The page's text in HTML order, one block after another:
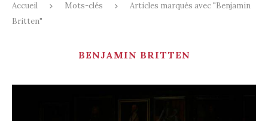
Accueil Mots-clés
Articles marqués avec "Benjamin
Britten"
BENJAMIN BRITTEN